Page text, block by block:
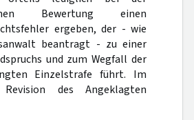
Bewertung einen
ergeben, der - wie
beantragt - zu einer
und zum Wegfall der
Einzelstrafe führt. Im
des Angeklagten